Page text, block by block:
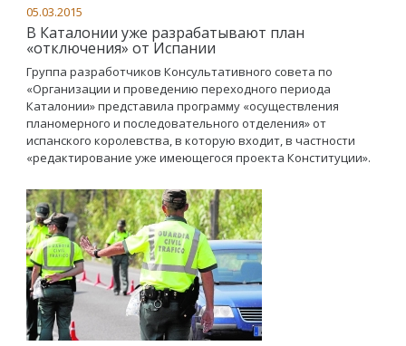
05.03.2015
В Каталонии уже разрабатывают план
«отключения» от Испании
Группа разработчиков Консультативного совета по
«Организации и проведению переходного периода
Каталонии» представила программу «осуществления
планомерного и последовательного отделения» от
испанского королевства, в которую входит, в частности
«редактирование уже имеющегося проекта Конституции».